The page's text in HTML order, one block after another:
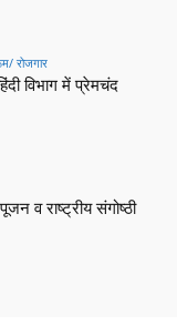
रोजगार
विभाग में प्रेमचंद
व राष्ट्रीय संगोष्ठी